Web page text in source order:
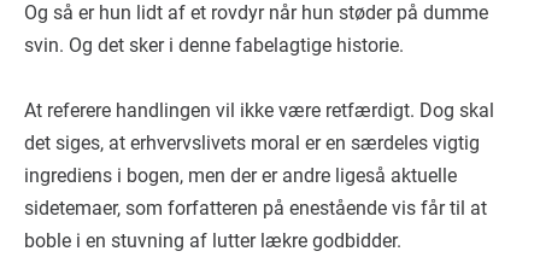
Og så er hun lidt af et rovdyr når hun støder på dumme
svin. Og det sker i denne fabelagtige historie.
At referere handlingen vil ikke være retfærdigt. Dog skal
det siges, at erhvervslivets moral er en særdeles vigtig
ingrediens i bogen, men der er andre ligeså aktuelle
sidetemaer, som forfatteren på enestående vis får til at
boble i en stuvning af lutter lækre godbidder.